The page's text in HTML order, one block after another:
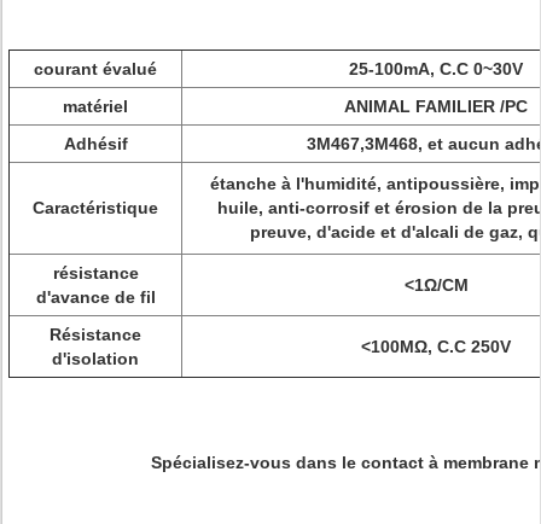
courant évalué
25-100mA, C.C 0~30V
matériel
ANIMAL FAMILIER /PC
Adhésif
3M467,3M468, et aucun
Caractéristique
étanche à l'humidité, antipoussière,
huile, anti-corrosif et érosion de la
preuve, d'acide et d'alcali de gaz,
résistance
d'avance de fil
<1Ω/CM
Résistance
d'isolation
<100MΩ, C.C 250V
Spécialisez-vous dans le contact à membrane